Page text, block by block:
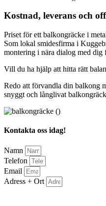
Kostnad, leverans och
Priset för ett balkongräcke i
Som lokal smidesfirma i
montering i nära dialog med dig
Vill du ha hjälp att hitta rätt
Redo att förvandla din balkong
snyggt och långlivat
Kontakta oss idag!
Namn
Telefon
Email
Adress + Ort